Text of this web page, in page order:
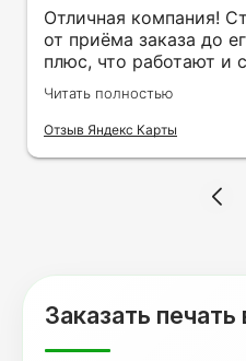
Отличная компания!
от приёма заказа до
плюс, что работают и
заказами. Нелбходимо
на кружку в подарок.
оперативно и ооочень
терпеливость,
Читать полностью
Отзыв Яндекс Карты
Заказать